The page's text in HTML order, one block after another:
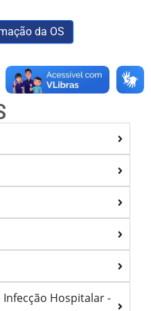
da OS
Hospitalar -